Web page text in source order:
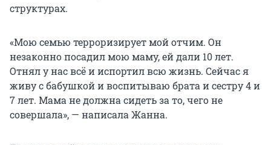
структурах.
«Мою семью терроризирует мой отчим. Он
незаконно посадил мою маму, ей дали 10 лет.
Отнял у нас всё и испортил всю жизнь. Сейчас я
живу с бабушкой и воспитываю брата и сестру 4 и
7 лет. Мама не должна сидеть за то, чего не
совершала», — написала Жанна.